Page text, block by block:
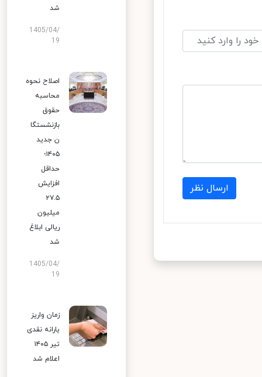
ارسال نظر
شد
1405/04/
19
اصلاح نحوه
محاسبه
حقوق
بازنشستگا
ن جدید
۱۴۰۵؛
حداقل
افزایش
۲۷.۵
میلیون
ریالی ابلاغ
شد
1405/04/
19
زمان واریز
یارانه نقدی
تیر ۱۴۰۵
اعلام شد